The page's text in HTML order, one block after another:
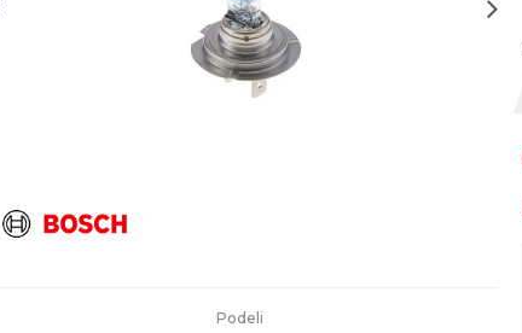
Podeli